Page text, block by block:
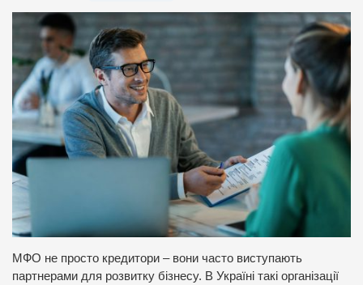
МФО не просто кредитори – вони часто виступають
партнерами для розвитку бізнесу. В Україні такі організації